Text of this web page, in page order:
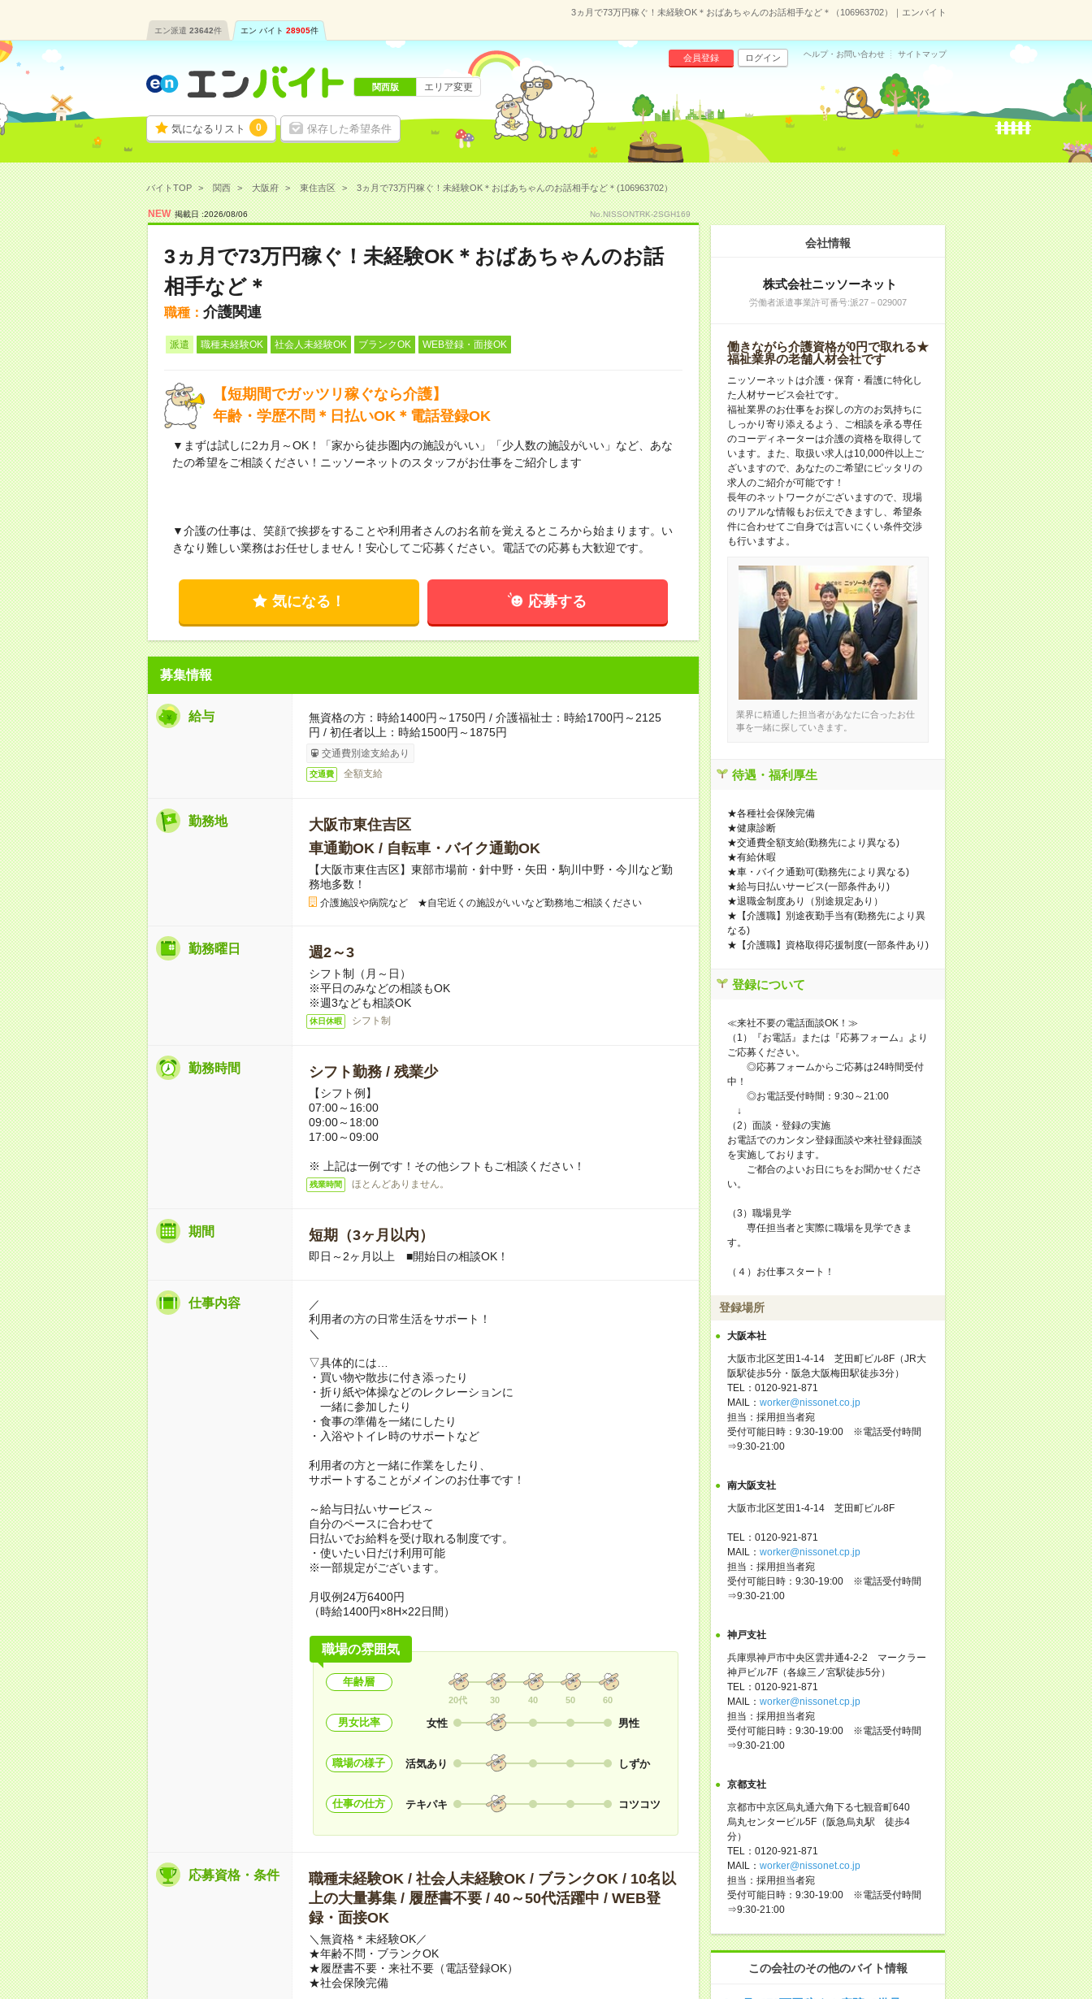
3ヵ月で73万円稼ぐ！未経験OK＊おばあちゃんのお話相手など＊（106963702）｜エンバイト
エン派遣 23642件 エン バイト 28905件
気になるリスト 0 保存した希望条件
会員登録 ログイン ヘルプ・お問い合わせ サイトマップ
関西版 エリア変更
バイトTOP 関西 大阪府 東住吉区 3ヵ月で73万円稼ぐ！未経験OK＊おばあちゃんのお話相手など＊(106963702）
NEW 掲載日 :2026/08/06 No.NISSONTRK-2SGH169
3ヵ月で73万円稼ぐ！未経験OK＊おばあちゃんのお話
相手など＊
職種： 介護関連
派遣 職種未経験OK 社会人未経験OK ブランクOK WEB登録・面接OK
【短期間でガッツリ稼ぐなら介護】
年齢・学歴不問＊日払いOK＊電話登録OK
▼まずは試しに2カ月～OK！「家から徒歩圏内の施設がいい」「少人数の施設がいい」など、あな
たの希望をご相談ください！ニッソーネットのスタッフがお仕事をご紹介します
▼介護の仕事は、笑顔で挨拶をすることや利用者さんのお名前を覚えるところから始まります。い
きなり難しい業務はお任せしません！安心してご応募ください。電話での応募も大歓迎です。
気になる！ 応募する
募集情報
給与
無資格の方：時給1400円～1750円 / 介護福祉士：時給1700円～2125
円 / 初任者以上：時給1500円～1875円
交通費別途支給あり
交通費 全額支給
勤務地
大阪市東住吉区
車通勤OK / 自転車・バイク通勤OK
【大阪市東住吉区】東部市場前・針中野・矢田・駒川中野・今川など勤
務地多数！
介護施設や病院など ★自宅近くの施設がいいなど勤務地ご相談ください
勤務曜日 週2～3
シフト制（月～日）
※平日のみなどの相談もOK
※週3なども相談OK
休日休暇 シフト制
勤務時間 シフト勤務 / 残業少
【シフト例】
07:00～16:00
09:00～18:00
17:00～09:00
※ 上記は一例です！その他シフトもご相談ください！
残業時間 ほとんどありません。
期間 短期（3ヶ月以内）
即日～2ヶ月以上 ■開始日の相談OK！
仕事内容
／
利用者の方の日常生活をサポート！
＼
▽具体的には…
・買い物や散歩に付き添ったり
・折り紙や体操などのレクレーションに
一緒に参加したり
・食事の準備を一緒にしたり
・入浴やトイレ時のサポートなど
利用者の方と一緒に作業をしたり、
サポートすることがメインのお仕事です！
～給与日払いサービス～
自分のペースに合わせて
日払いでお給料を受け取れる制度です。
・使いたい日だけ利用可能
※一部規定がございます。
月収例24万6400円
（時給1400円×8H×22日間）
職場の雰囲気
年齢層
20代 30 40 50 60
男女比率 女性 男性
職場の様子 活気あり しずか
仕事の仕方 テキパキ コツコツ
応募資格・条件
職種未経験OK / 社会人未経験OK / ブランクOK / 10名以
上の大量募集 / 履歴書不要 / 40～50代活躍中 / WEB登
録・面接OK
＼無資格＊未経験OK／
★年齢不問・ブランクOK
★履歴書不要・来社不要（電話登録OK）
★社会保険完備
会社情報
株式会社ニッソーネット
労働者派遣事業許可番号:派27－029007
働きながら介護資格が0円で取れる★
福祉業界の老舗人材会社です
ニッソーネットは介護・保育・看護に特化し
た人材サービス会社です。
福祉業界のお仕事をお探しの方のお気持ちに
しっかり寄り添えるよう、ご相談を承る専任
のコーディネーターは介護の資格を取得して
います。また、取扱い求人は10,000件以上ご
ざいますので、あなたのご希望にピッタリの
求人のご紹介が可能です！
長年のネットワークがございますので、現場
のリアルな情報もお伝えできますし、希望条
件に合わせてご自身では言いにくい条件交渉
も行いますよ。
業界に精通した担当者があなたに合ったお仕
事を一緒に探していきます。
待遇・福利厚生
★各種社会保険完備
★健康診断
★交通費全額支給(勤務先により異なる)
★有給休暇
★車・バイク通勤可(勤務先により異なる)
★給与日払いサービス(一部条件あり)
★退職金制度あり（別途規定あり）
★【介護職】別途夜勤手当有(勤務先により異
なる)
★【介護職】資格取得応援制度(一部条件あり)
登録について
≪来社不要の電話面談OK！≫
（1）『お電話』または『応募フォーム』より
ご応募ください。
◎応募フォームからご応募は24時間受付
中！
◎お電話受付時間：9:30～21:00
↓
（2）面談・登録の実施
お電話でのカンタン登録面談や来社登録面談
を実施しております。
ご都合のよいお日にちをお聞かせくださ
い。
（3）職場見学
専任担当者と実際に職場を見学できま
す。
（４）お仕事スタート！
登録場所
大阪本社
大阪市北区芝田1-4-14 芝田町ビル8F（JR大
阪駅徒歩5分・阪急大阪梅田駅徒歩3分）
TEL：0120-921-871
MAIL： worker@nissonet.co.jp
担当：採用担当者宛
受付可能日時：9:30-19:00 ※電話受付時間
⇒9:30-21:00
南大阪支社
大阪市北区芝田1-4-14 芝田町ビル8F
TEL：0120-921-871
MAIL： worker@nissonet.cp.jp
担当：採用担当者宛
受付可能日時：9:30-19:00 ※電話受付時間
⇒9:30-21:00
神戸支社
兵庫県神戸市中央区雲井通4-2-2 マークラー
神戸ビル7F（各線三ノ宮駅徒歩5分）
TEL：0120-921-871
MAIL： worker@nissonet.cp.jp
担当：採用担当者宛
受付可能日時：9:30-19:00 ※電話受付時間
⇒9:30-21:00
京都支社
京都市中京区烏丸通六角下る七観音町640
烏丸センタービル5F（阪急烏丸駅 徒歩4
分）
TEL：0120-921-871
MAIL： worker@nissonet.co.jp
担当：採用担当者宛
受付可能日時：9:30-19:00 ※電話受付時間
⇒9:30-21:00
この会社のその他のバイト情報